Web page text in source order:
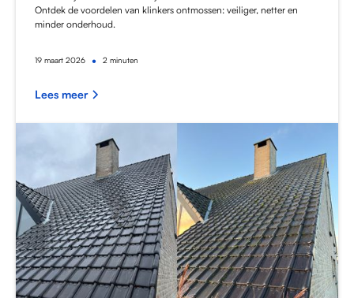
Ontdek de voordelen van klinkers ontmossen: veiliger, netter en
minder onderhoud.
19 maart 2026 • 2 minuten
Lees meer